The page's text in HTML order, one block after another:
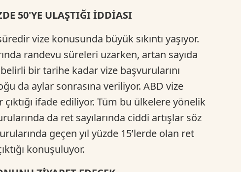
50'YE ULAŞTIĞI İDDİASI
vize konusunda büyük sıkıntı yaşıyor.
randevu süreleri uzarken, artan sayıda
bir tarihe kadar vize başvurularını
da aylar sonrasına veriliyor. ABD vize
ifade ediliyor. Tüm bu ülkelere yönelik
da ret sayılarında ciddi artışlar söz
geçen yıl yüzde 15’lerde olan ret
konuşuluyor.